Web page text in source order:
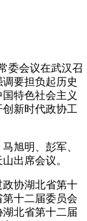
委会议在武汉召
要担负起历史
特色社会主义
新时代政协工
旭明、彭军、
出席会议。
协湖北省第十
十二届委员会
北省第十二届